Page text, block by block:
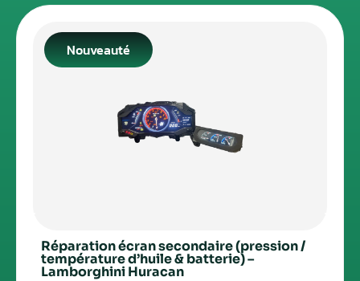
Nouveauté
Réparation écran secondaire (pression /
température d’huile & batterie) –
Lamborghini Huracan